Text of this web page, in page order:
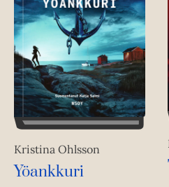
Kristina Ohlsson
Yöankkuri